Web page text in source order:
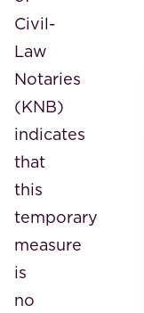
Civil-
Law
Notaries
(KNB)
indicates
that
this
temporary
measure
is
no